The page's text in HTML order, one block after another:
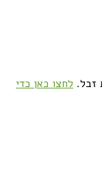
זבל. לחצו כאן כדי